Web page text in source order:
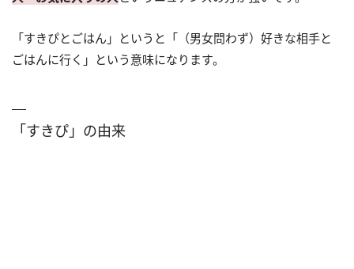
「すきぴとごはん」というと「（男女問わず）好きな相手と
ごはんに行く」という意味になります。
「すきぴ」の由来